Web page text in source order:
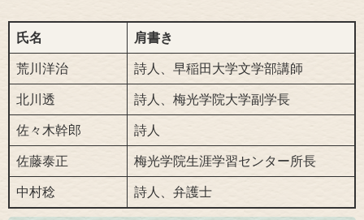
氏名 肩書き
荒川洋治 詩人、早稲田大学文学部講師
北川透 詩人、梅光学院大学副学長
佐々木幹郎 詩人
佐藤泰正 梅光学院生涯学習センター所長
中村稔 詩人、弁護士